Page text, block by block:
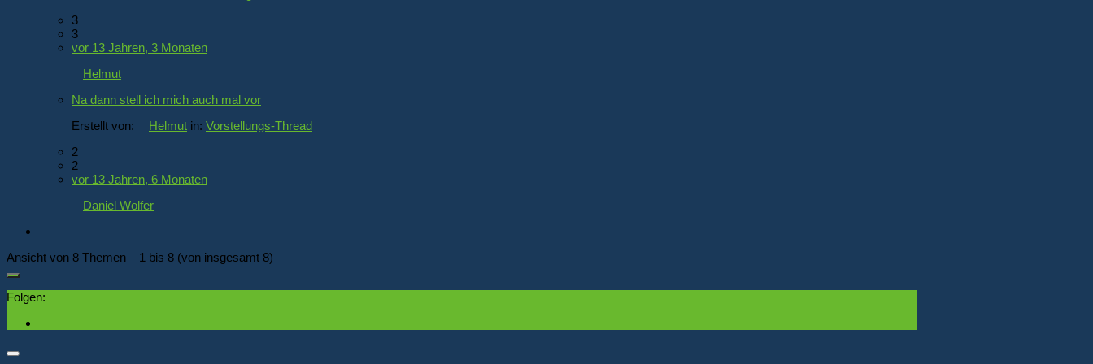
3
3
vor 13 Jahren, 3 Monaten
Helmut
Na dann stell ich mich auch mal vor
Erstellt von:
Helmut in: Vorstellungs-Thread
2
2
vor 13 Jahren, 6 Monaten
Daniel Wolfer
Ansicht von 8 Themen – 1 bis 8 (von insgesamt 8)
Folgen: